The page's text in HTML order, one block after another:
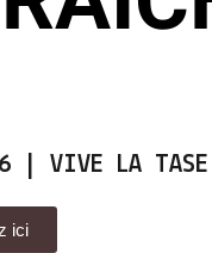
| VIVE LA
ici